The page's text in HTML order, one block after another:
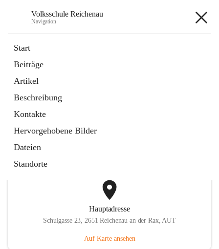
Volksschule Reichenau
Navigation
Start
Beiträge
Artikel
Beschreibung
Kontakte
Hervorgehobene Bilder
Dateien
Standorte
Externe Webseite
in
Tab
Toni Klix Maustraining
Externe Webseite
öffnet
in
neuem
Tab
Hauptadresse
Schulgasse 23, 2651 Reichenau an der Rax, AUT
Auf Karte ansehen